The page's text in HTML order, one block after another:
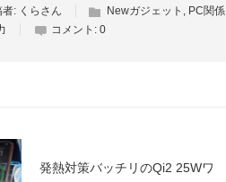
者: くらさん Newガジェット , PC関係
コメント: 0
発熱対策バッチリのQi2 25Wワ